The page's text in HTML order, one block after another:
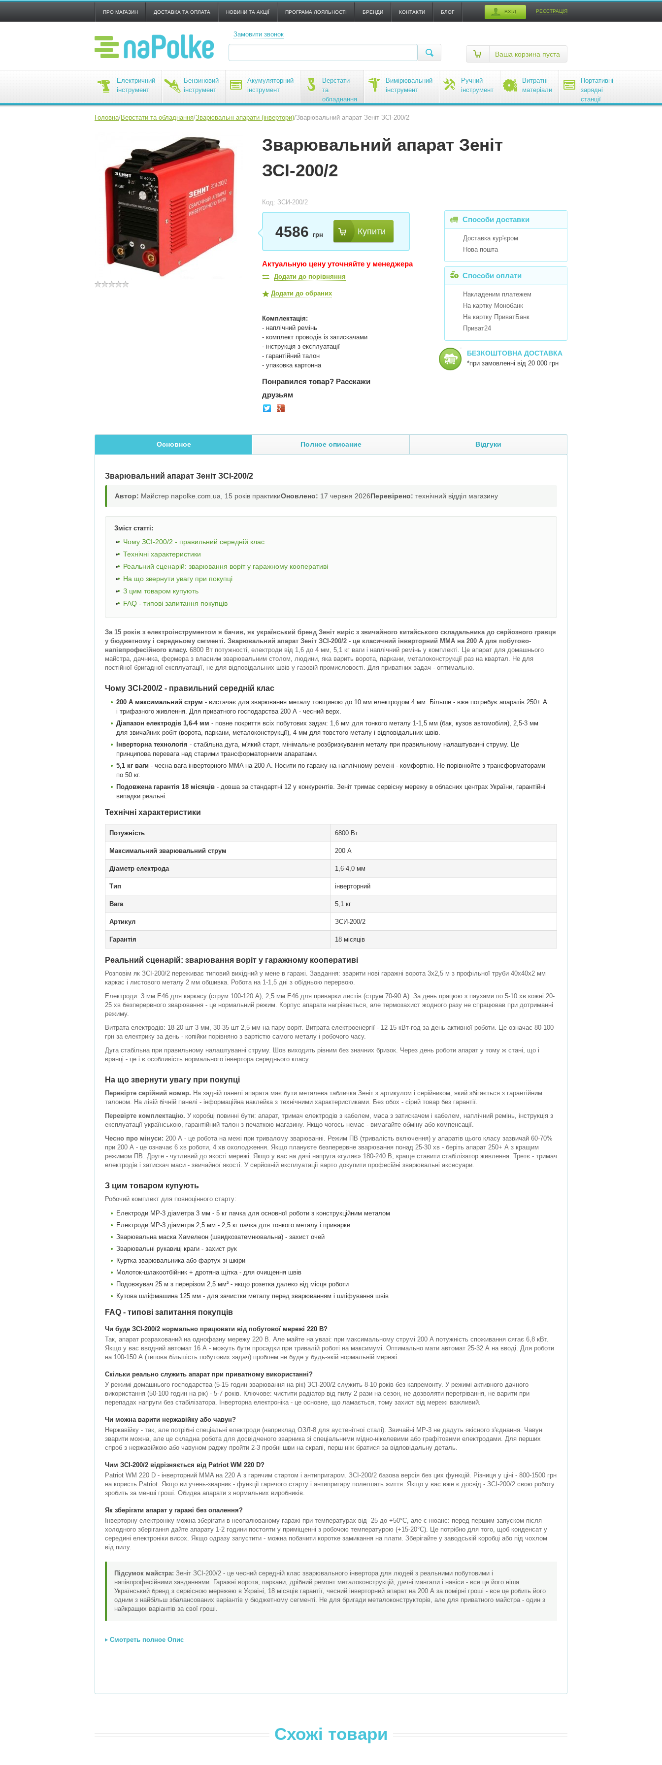
ПРО МАГАЗИН ДОСТАВКА ТА ОПЛАТА НОВИНИ ТА АКЦІЇ ПРОГРАМА ЛОЯЛЬНОСТІ БРЕНДИ КОНТАКТИ БЛОГ ВХІД РЕЄСТРАЦІЯ
Замовити звонок
Ваша корзина пуста
Електричний
інструмент
Бензиновий
інструмент
Акумуляторний
інструмент
Верстати
та
обладнання
Вимірювальний
інструмент
Ручний
інструмент
Витратні
матеріали
Портативні
зарядні
станції
EcoFlow
Головна/Верстати та обладнання/Зварювальні апарати (інвертори)/Зварювальний апарат Зеніт ЗСІ-200/2
Зварювальний апарат Зеніт
ЗСІ-200/2
Код: ЗСИ-200/2
4586 грн Купити
Актуальную цену уточняйте у менеджера
Додати до порівняння
Додати до обраних
Комплектація:
- наплічний ремінь
- комплект проводів із затискачами
- інструкція з експлуатації
- гарантійний талон
- упаковка картонна
Понравился товар? Расскажи
друзьям
Способи доставки
Доставка кур'єром
Нова пошта
Способи оплати
Накладеним платежем
На картку Монобанк
На картку ПриватБанк
Приват24
БЕЗКОШТОВНА ДОСТАВКА
*при замовленні від 20 000 грн
Основное Полное описание Відгуки
Зварювальний апарат Зеніт ЗСІ-200/2
Автор: Майстер napolke.com.ua, 15 років практикиОновлено: 17 червня 2026Перевірено: технічний відділ магазину
Зміст статті:
Чому ЗСІ-200/2 - правильний середній клас
Технічні характеристики
Реальний сценарій: зварювання воріт у гаражному кооперативі
На що звернути увагу при покупці
З цим товаром купують
FAQ - типові запитання покупців
За 15 років з електроінструментом я бачив, як український бренд Зеніт виріс з звичайного китайського складальника до серйозного гравця
у бюджетному і середньому сегменті. Зварювальний апарат Зеніт ЗСІ-200/2 - це класичний інверторний MMA на 200 А для побутово-
напівпрофесійного класу. 6800 Вт потужності, електроди від 1,6 до 4 мм, 5,1 кг ваги і наплічний ремінь у комплекті. Це апарат для домашнього
майстра, дачника, фермера з власним зварювальним столом, людини, яка варить ворота, паркани, металоконструкції раз на квартал. Не для
постійної бригадної експлуатації, не для відповідальних швів у газовій промисловості. Для приватних задач - оптимально.
Чому ЗСІ-200/2 - правильний середній клас
200 А максимальний струм - вистачає для зварювання металу товщиною до 10 мм електродом 4 мм. Більше - вже потребує апаратів 250+ А
і трифазного живлення. Для приватного господарства 200 А - чесний верх.
Діапазон електродів 1,6-4 мм - повне покриття всіх побутових задач: 1,6 мм для тонкого металу 1-1,5 мм (бак, кузов автомобіля), 2,5-3 мм
для звичайних робіт (ворота, паркани, металоконструкції), 4 мм для товстого металу і відповідальних швів.
Інверторна технологія - стабільна дуга, м'який старт, мінімальне розбризкування металу при правильному налаштуванні струму. Це
принципова перевага над старими трансформаторними апаратами.
5,1 кг ваги - чесна вага інверторного MMA на 200 А. Носити по гаражу на наплічному ремені - комфортно. Не порівнюйте з трансформаторами
по 50 кг.
Подовжена гарантія 18 місяців - довша за стандартні 12 у конкурентів. Зеніт тримає сервісну мережу в обласних центрах України, гарантійні
випадки реальні.
Технічні характеристики
Потужність 6800 Вт
Максимальний зварювальний струм 200 А
Діаметр електрода 1,6-4,0 мм
Тип інверторний
Вага 5,1 кг
Артикул ЗСИ-200/2
Гарантія 18 місяців
Реальний сценарій: зварювання воріт у гаражному кооперативі
Розповім як ЗСІ-200/2 переживає типовий вихідний у мене в гаражі. Завдання: зварити нові гаражні ворота 3х2,5 м з профільної труби 40х40х2 мм
каркас і листового металу 2 мм обшивка. Робота на 1-1,5 дні з обідньою перервою.
Електроди: 3 мм Е46 для каркасу (струм 100-120 А), 2,5 мм Е46 для приварки листів (струм 70-90 А). За день працюю з паузами по 5-10 хв кожні 20-
25 хв безперервного зварювання - це нормальний режим. Корпус апарата нагрівається, але термозахист жодного разу не спрацював при дотриманні
режиму.
Витрата електродів: 18-20 шт 3 мм, 30-35 шт 2,5 мм на пару воріт. Витрата електроенергії - 12-15 кВт·год за день активної роботи. Це означає 80-100
грн за електрику за день - копійки порівняно з вартістю самого металу і робочого часу.
Дуга стабільна при правильному налаштуванні струму. Шов виходить рівним без значних бризок. Через день роботи апарат у тому ж стані, що і
вранці - це і є особливість нормального інвертора середнього класу.
На що звернути увагу при покупці
Перевірте серійний номер. На задній панелі апарата має бути металева табличка Зеніт з артикулом і серійником, який збігається з гарантійним
талоном. На лівій бічній панелі - інформаційна наклейка з технічними характеристиками. Без обох - сірий товар без гарантії.
Перевірте комплектацію. У коробці повинні бути: апарат, тримач електродів з кабелем, маса з затискачем і кабелем, наплічний ремінь, інструкція з
експлуатації українською, гарантійний талон з печаткою магазину. Якщо чогось немає - вимагайте обміну або компенсації.
Чесно про мінуси: 200 А - це робота на межі при тривалому зварюванні. Режим ПВ (тривалість включення) у апаратів цього класу зазвичай 60-70%
при 200 А - це означає 6 хв роботи, 4 хв охолодження. Якщо плануєте безперервне зварювання понад 25-30 хв - беріть апарат 250+ А з кращим
режимом ПВ. Друге - чутливий до якості мережі. Якщо у вас на дачі напруга «гуляє» 180-240 В, краще ставити стабілізатор живлення. Третє - тримач
електродів і затискач маси - звичайної якості. У серйозній експлуатації варто докупити професійні зварювальні аксесуари.
З цим товаром купують
Робочий комплект для повноцінного старту:
Електроди МР-3 діаметра 3 мм - 5 кг пачка для основної роботи з конструкційним металом
Електроди МР-3 діаметра 2,5 мм - 2,5 кг пачка для тонкого металу і приварки
Зварювальна маска Хамелеон (швидкозатемнювальна) - захист очей
Зварювальні рукавиці краги - захист рук
Куртка зварювальника або фартух зі шкіри
Молоток-шлакоотбійник + дротяна щітка - для очищення швів
Подовжувач 25 м з перерізом 2,5 мм² - якщо розетка далеко від місця роботи
Кутова шліфмашина 125 мм - для зачистки металу перед зварюванням і шліфування швів
FAQ - типові запитання покупців
Чи буде ЗСІ-200/2 нормально працювати від побутової мережі 220 В?
Так, апарат розрахований на однофазну мережу 220 В. Але майте на увазі: при максимальному струмі 200 А потужність споживання сягає 6,8 кВт.
Якщо у вас вводний автомат 16 А - можуть бути просадки при тривалій роботі на максимумі. Оптимально мати автомат 25-32 А на вводі. Для роботи
на 100-150 А (типова більшість побутових задач) проблем не буде у будь-якій нормальній мережі.
Скільки реально служить апарат при приватному використанні?
У режимі домашнього господарства (5-15 годин зварювання на рік) ЗСІ-200/2 служить 8-10 років без капремонту. У режимі активного дачного
використання (50-100 годин на рік) - 5-7 років. Ключове: чистити радіатор від пилу 2 рази на сезон, не дозволяти перегрівання, не варити при
перепадах напруги без стабілізатора. Інверторна електроніка - це основне, що ламається, тому захист від мережі важливий.
Чи можна варити нержавійку або чавун?
Нержавійку - так, але потрібні спеціальні електроди (наприклад ОЗЛ-8 для аустенітної сталі). Звичайні МР-3 не дадуть якісного з'єднання. Чавун
зварити можна, але це складна робота для досвідченого зварника зі спеціальними мідно-нікелевими або графітовими електродами. Для перших
спроб з нержавійкою або чавуном раджу пройти 2-3 пробні шви на скрапі, перш ніж братися за відповідальну деталь.
Чим ЗСІ-200/2 відрізняється від Patriot WM 220 D?
Patriot WM 220 D - інверторний MMA на 220 А з гарячим стартом і антипригаром. ЗСІ-200/2 базова версія без цих функцій. Різниця у ціні - 800-1500 грн
на користь Patriot. Якщо ви учень-зварник - функції гарячого старту і антипригару полегшать життя. Якщо у вас вже є досвід - ЗСІ-200/2 свою роботу
зробить за менші гроші. Обидва апарати з нормальних виробників.
Як зберігати апарат у гаражі без опалення?
Інверторну електроніку можна зберігати в неопалюваному гаражі при температурах від -25 до +50°C, але є нюанс: перед першим запуском після
холодного зберігання дайте апарату 1-2 години постояти у приміщенні з робочою температурою (+15-20°C). Це потрібно для того, щоб конденсат у
середині електроніки висох. Якщо одразу запустити - можна побачити коротке замикання на плати. Зберігайте у заводській коробці або під чохлом
від пилу.
Підсумок майстра: Зеніт ЗСІ-200/2 - це чесний середній клас зварювального інвертора для людей з реальними побутовими і
напівпрофесійними завданнями. Гаражні ворота, паркани, дрібний ремонт металоконструкцій, дачні мангали і навіси - все це його ніша.
Український бренд з сервісною мережею в Україні, 18 місяців гарантії, чесний інверторний апарат на 200 А за помірні гроші - все це робить його
одним з найбільш збалансованих варіантів у бюджетному сегменті. Не для бригади металоконструкторів, але для приватного майстра - один з
найкращих варіантів за свої гроші.
Смотреть полное Опис
Схожі товари